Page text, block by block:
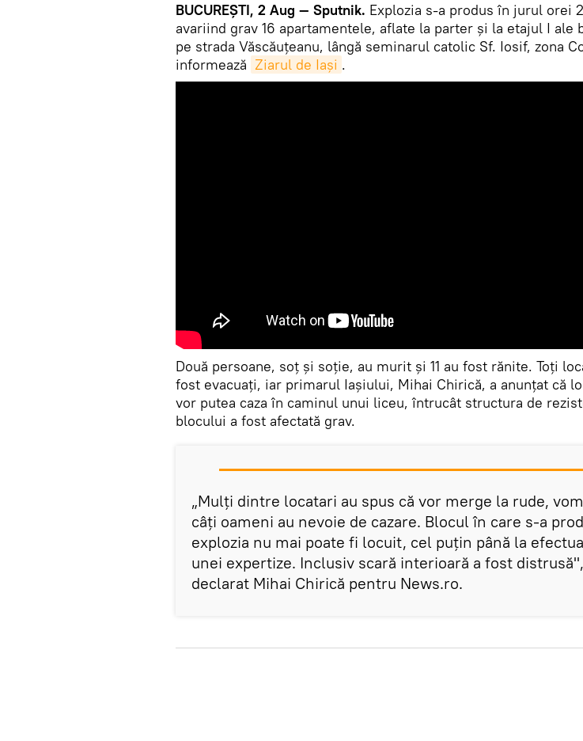
BUCUREŞTI, 2 Aug — Sputnik. Explozia s-a produs în jurul orei
avariind grav 16 apartamentele, aflate la parter și la etajul I ale
pe strada Văscăuțeanu, lângă seminarul catolic Sf. Iosif, zona
informează Ziarul de Iași .
Două persoane, soț și soție, au murit și 11 au fost rănite. Toți
fost evacuați, iar primarul Iașiului, Mihai Chirică, a anunțat că
vor putea caza în caminul unui liceu, întrucât structura de
blocului a fost afectată grav.
„Mulţi dintre locatari au spus că vor merge la rude,
câţi oameni au nevoie de cazare. Blocul în care s-a
explozia nu mai poate fi locuit, cel puţin până la
unei expertize. Inclusiv scară interioară a fost
declarat Mihai Chirică pentru News.ro.